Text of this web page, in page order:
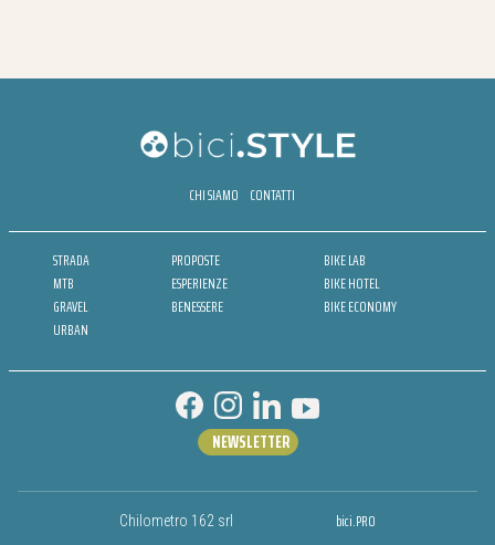
CHI SIAMO CONTATTI
STRADA
MTB
GRAVEL
URBAN
PROPOSTE
ESPERIENZE
BENESSERE
BIKE LAB
BIKE HOTEL
BIKE ECONOMY
Chilometro 162 srl bici.PRO
NEWSLETTER